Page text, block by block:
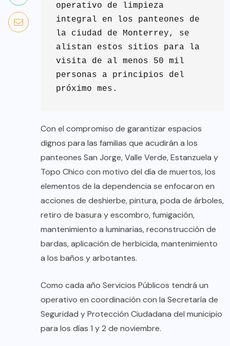
operativo de limpieza
integral en los panteones de
la ciudad de Monterrey, se
alistan estos sitios para la
visita de al menos 50 mil
personas a principios del
próximo mes.
Con el compromiso de garantizar espacios
dignos para las familias que acudirán a los
panteones San Jorge, Valle Verde, Estanzuela y
Topo Chico con motivo del día de muertos, los
elementos de la dependencia se enfocaron en
acciones de deshierbe, pintura, poda de árboles,
retiro de basura y escombro, fumigación,
mantenimiento a luminarias, reconstrucción de
bardas, aplicación de herbicida, mantenimiento
a los baños y arbotantes.
Como cada año Servicios Públicos tendrá un
operativo en coordinación con la Secretaría de
Seguridad y Protección Ciudadana del municipio
para los días 1 y 2 de noviembre.